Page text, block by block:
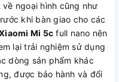
ngoại hình cũng như
khi bàn giao cho các
Mi 5c full nano nên
lại trải nghiệm sử dụng
dòng sản phẩm khác
được bảo hành và đổi